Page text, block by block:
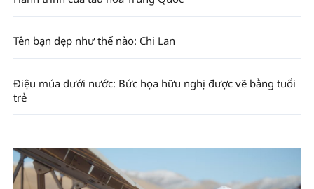
Tên bạn đẹp như thế nào: Chi Lan
Điệu múa dưới nước: Bức họa hữu nghị được vẽ bằng tuổi
trẻ